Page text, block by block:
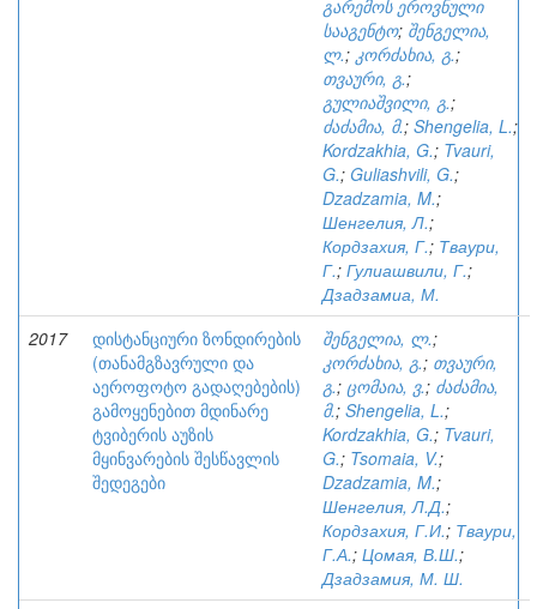
გარემოს ეროვნული
სააგენტო; შენგელია,
ლ.; კორძახია, გ.;
თვაური, გ.;
გულიაშვილი, გ.;
ძაძამია, მ.; Shengelia, L.;
Kordzakhia, G.; Tvauri,
G.; Guliashvili, G.;
Dzadzamia, M.;
Шенгелия, Л.;
Кордзахия, Г.; Тваури,
Г.; Гулиашвили, Г.;
Дзадзамиа, М.
2017
დისტანციური ზონდირების
(თანამგზავრული და
აეროფოტო გადაღებების)
გამოყენებით მდინარე
ტვიბერის აუზის
მყინვარების შესწავლის
შედეგები
შენგელია, ლ.;
კორძახია, გ.; თვაური,
გ.; ცომაია, ვ.; ძაძამია,
მ.; Shengelia, L.;
Kordzakhia, G.; Tvauri,
G.; Tsomaia, V.;
Dzadzamia, M.;
Шенгелия, Л.Д.;
Кордзахия, Г.И.; Тваури,
Г.А.; Цомая, В.Ш.;
Дзадзамия, М. Ш.